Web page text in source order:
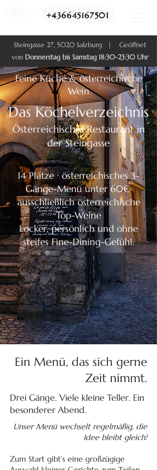
+436645167501
Freie Plätze verfügbar
Steingasse 27, 5020 Salzburg | Geöffnet
von Donnerstag bis Samstag 18:30-23:30 Uhr
Feine Küche & österreichische
Wein
Das Köchelverzeichnis
Österreichisches Restaurant in
der Steingasse
14 Plätze · österreichisches 3-
Gänge-Menü unter 60€·
ausschließlich österreichische
Top-Weine
Locker, persönlich und ohne
steifes Fine-Dining-Gefühl.
Ein Menü, das sich gerne
Zeit nimmt.
Drei Gänge. Viele kleine Teller. Ein
besonderer Abend.
Unser Menü wechselt regelmäßig, die
Idee bleibt gleich!
Zum Start gibt’s eine großzügige